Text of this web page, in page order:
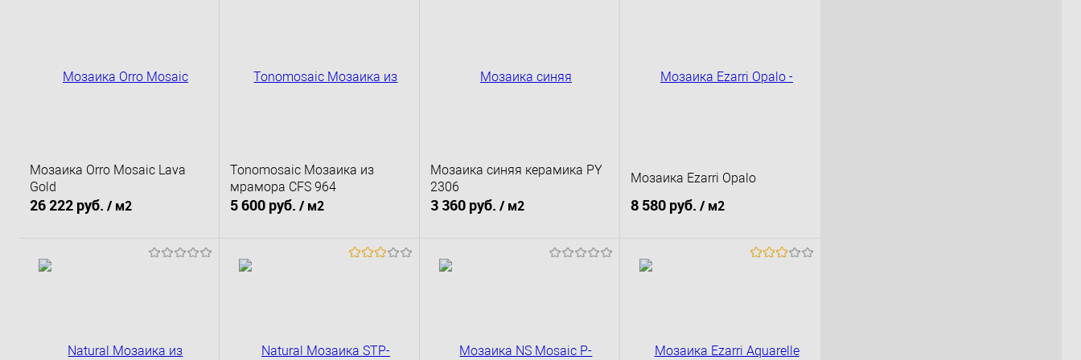
Мозаика Orro Mosaic Lava
Gold
26 222 руб. / м2
Tonomosaic Мозаика из
мрамора CFS 964
5 600 руб. / м2
Мозаика синяя керамика PY
2306
3 360 руб. / м2
Мозаика Ezarri Opalo
8 580 руб. / м2